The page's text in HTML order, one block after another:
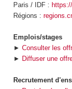
Paris / IDF :
Régions :
Emplois/stages
► Consulter les
► Diffuser une
Recrutement